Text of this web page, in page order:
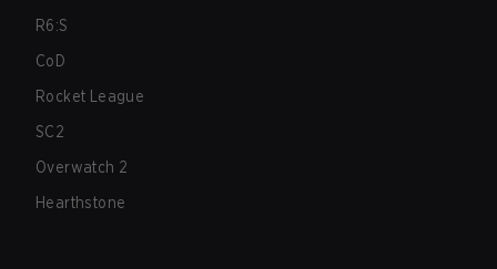
R6:S
CoD
Rocket League
SC2
Overwatch 2
Hearthstone